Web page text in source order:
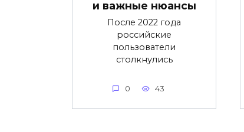
и важные нюансы
После 2022 года
российские
пользователи
столкнулись
0 43